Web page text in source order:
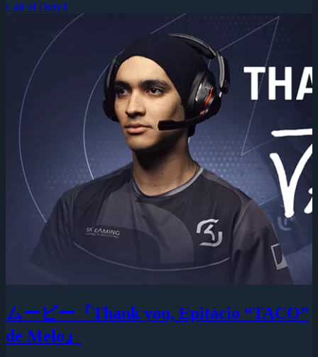
Call of Duty4
ムービー『Thank you, Epitácio “TACO”
de Melo』